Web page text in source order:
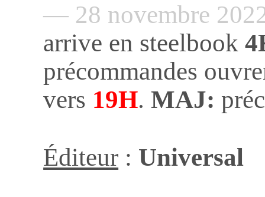
— 28 novembre
arrive en steelbook
précommandes
vers 19H.MAJ:
Éditeur : Universal